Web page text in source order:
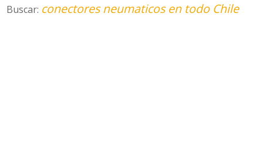
Buscar: conectores neumaticos en todo Chile